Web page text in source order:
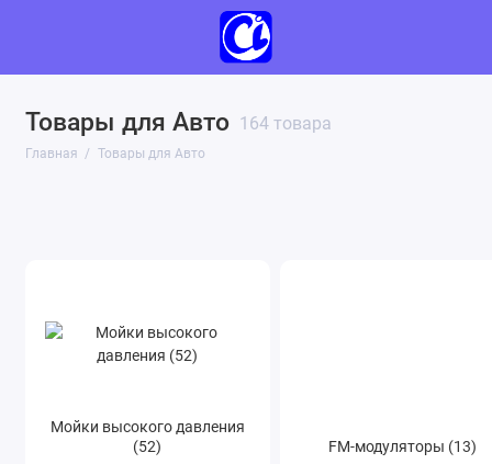
Товары для Авто 164 товара
Главная Товары для Авто
Мойки высокого давления (52)
Мойки высокого давления
(52)
FM-модуляторы (13)